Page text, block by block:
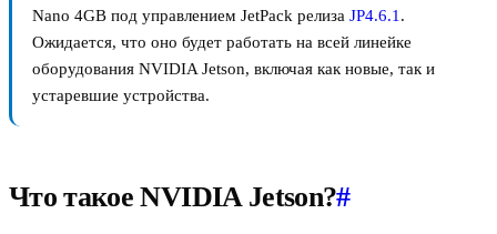
Nano 4GB под управлением JetPack релиза JP4.6.1 .
Ожидается, что оно будет работать на всей линейке
оборудования NVIDIA Jetson, включая как новые, так и
устаревшие устройства.
Что такое NVIDIA Jetson?#